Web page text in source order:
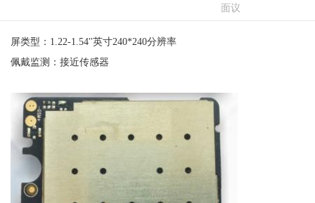
面议
屏类型：1.22-1.54''英寸240*240分辨率
佩戴监测：接近传感器